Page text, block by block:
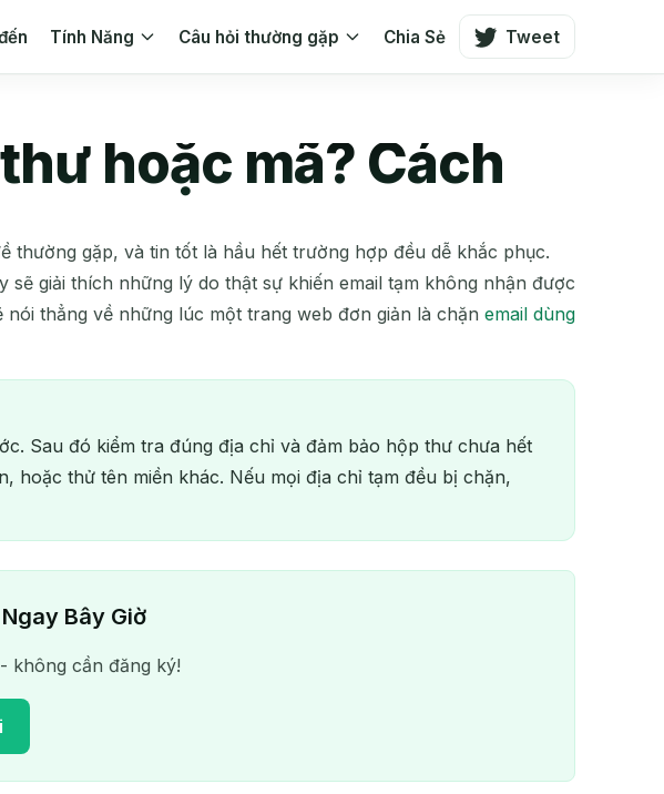
Tính Năng Câu hỏi thường gặp Chia Sẻ Tweet
hoặc mã? Cách
thường gặp, và tin tốt là hầu hết trường hợp đều dễ khắc phục.
giải thích những lý do thật sự khiến email tạm không nhận được
thẳng về những lúc một trang web đơn giản là chặn email dùng
Sau đó kiểm tra đúng địa chỉ và đảm bảo hộp thư chưa hết
hoặc thử tên miền khác. Nếu mọi địa chỉ tạm đều bị chặn,
Bây Giờ
không cần đăng ký!